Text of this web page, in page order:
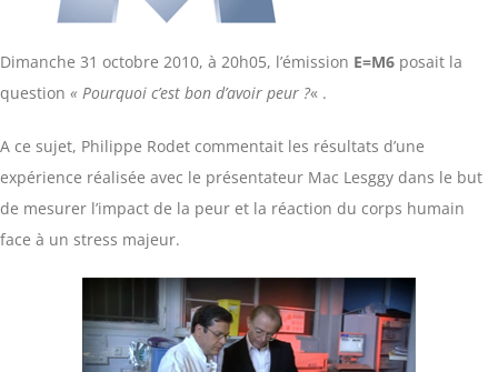
Dimanche 31 octobre 2010, à 20h05, l’émission E=M6 posait la
question « Pourquoi c’est bon d’avoir peur ?« .
A ce sujet, Philippe Rodet commentait les résultats d’une
expérience réalisée avec le présentateur Mac Lesggy dans le but
de mesurer l’impact de la peur et la réaction du corps humain
face à un stress majeur.